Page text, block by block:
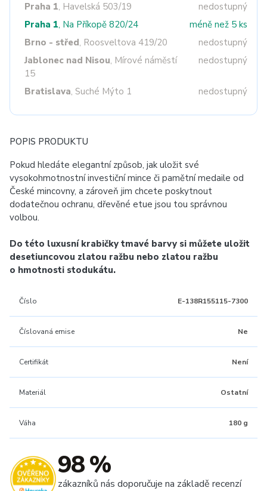
Praha 1, Havelská 503/19
nedostupný
Praha 1, Na Příkopě 820/24
méně než 5 ks
Brno - střed, Roosveltova 419/20
nedostupný
Jablonec nad Nisou, Mírové náměstí
15
nedostupný
Bratislava, Suché Mýto 1 nedostupný
POPIS PRODUKTU
Pokud hledáte elegantní způsob, jak uložit své
vysokohmotnostní investiční mince či pamětní medaile od
České mincovny, a zároveň jim chcete poskytnout
dodatečnou ochranu, dřevěné etue jsou tou správnou
volbou.
Do této luxusní krabičky tmavé barvy si můžete uložit
desetiuncovou zlatou ražbu nebo zlatou ražbu
o hmotnosti stodukátu.
Číslo E-138R155115-7300
Číslovaná emise Ne
Certifikát Není
Materiál Ostatní
Váha 180 g
98 %
zákazníků nás doporučuje na základě recenzí